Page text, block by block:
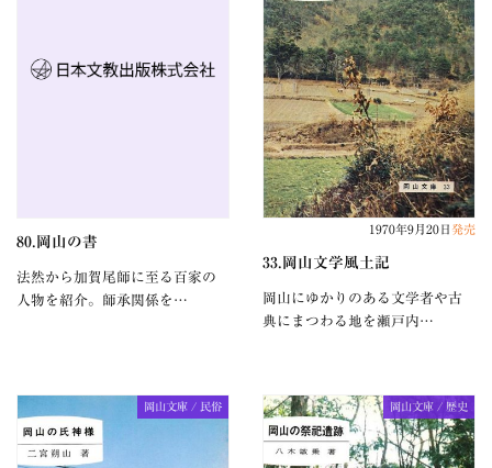
80.岡山の書
法然から加賀尾師に至る百家の
人物を紹介。師承関係を…
1970年9月20日 発売
33.岡山文学風土記
岡山にゆかりのある文学者や古
典にまつわる地を瀬戸内…
岡山文庫 / 民俗 岡山文庫 / 歴史